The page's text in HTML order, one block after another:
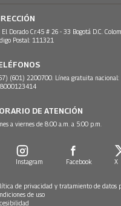
El Dorado Cr.45 # 26 - 33 Bogotá D.C.
Postal: 111321
(601) 2200700. Línea gratuita nacional:
DE ATENCIÓN
a viernes de 8:00 a.m. a 5:00 p.m.
Instagram Facebook X
de privacidad y tratamiento de datos
de uso